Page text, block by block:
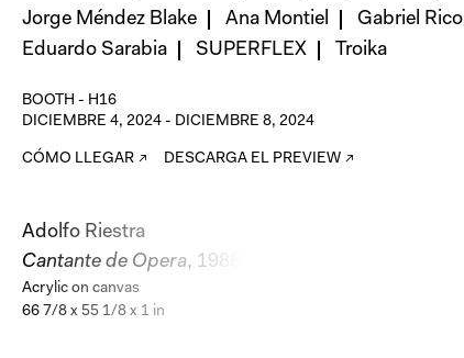
Jorge Méndez Blake
Ana Montiel Gabriel Rico
Eduardo Sarabia
SUPERFLEX Troika
BOOTH - H16
DICIEMBRE 4, 2024 - DICIEMBRE 8, 2024
CÓMO LLEGAR ↗ DESCARGA EL PREVIEW ↗
Adolfo Riestra
Cantante de Opera, 1988
Acrylic on canvas
66 7/8 x 55 1/8 x 1 in